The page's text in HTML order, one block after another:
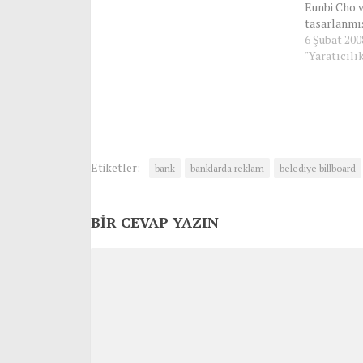
Eunbi Cho
alt tarafta
6 Şubat
Etiketler: bank banklarda reklam belediye billboard
BIR CEVAP YAZIN